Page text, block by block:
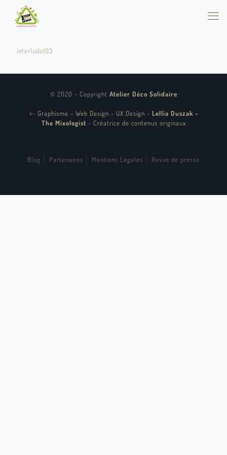
interludo103
© 2020 - Copyright Atelier Déco Solidaire
<- Graphisme - Web Design - UX Design - Lellia Duszak -
The Mixologist - Créatrice de contenus originaux
Blog Partenaires Mentions Légales Revue de presse